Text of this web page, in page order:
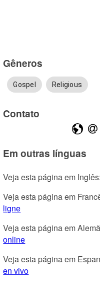
Gêneros
Gospel Religious
Contato
Em outras línguas
Veja esta página em Inglês:
Veja esta página em
ligne
Veja esta página em
online
Veja esta página em
en vivo